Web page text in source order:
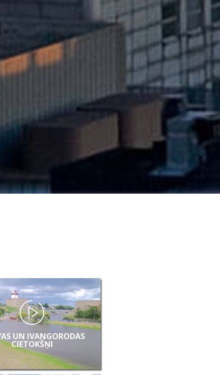
UN IVANGORODAS
CIETOKŠŅI